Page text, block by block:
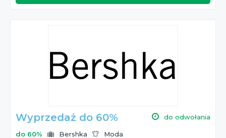
Wyprzedaż do 60% do odwołania
do 60% Bershka Moda